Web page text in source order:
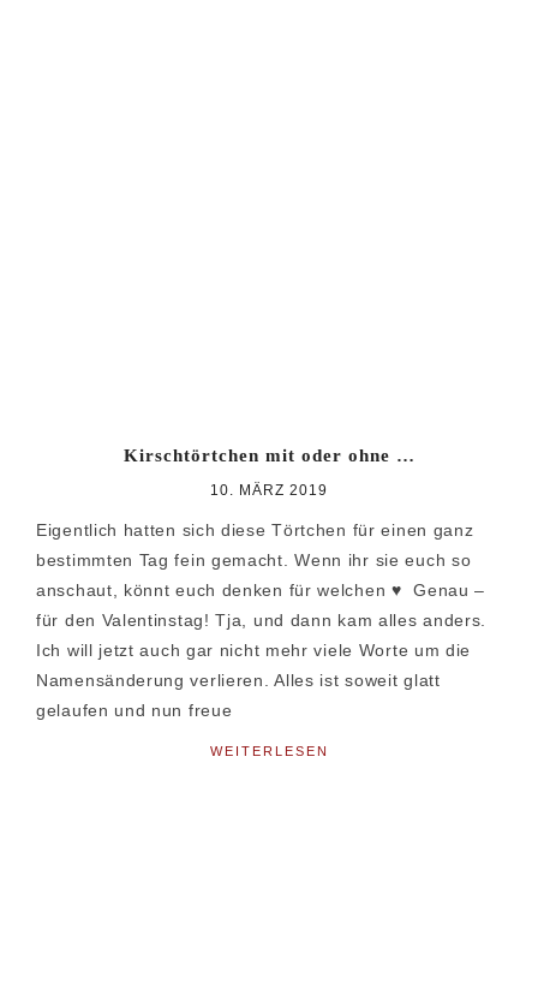
Kirschtörtchen mit oder ohne …
10. MÄRZ 2019
Eigentlich hatten sich diese Törtchen für einen ganz
bestimmten Tag fein gemacht. Wenn ihr sie euch so
anschaut, könnt euch denken für welchen ♥ Genau –
für den Valentinstag! Tja, und dann kam alles anders.
Ich will jetzt auch gar nicht mehr viele Worte um die
Namensänderung verlieren. Alles ist soweit glatt
gelaufen und nun freue
WEITERLESEN